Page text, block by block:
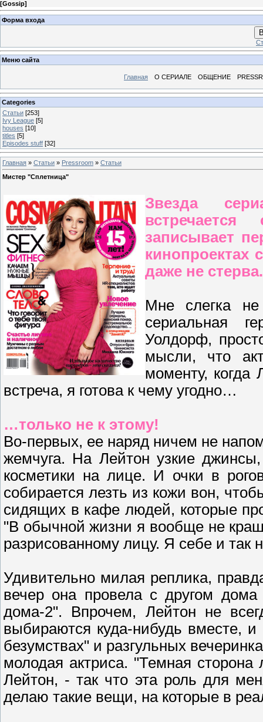
[Gossip]
Форма входа
Меню сайта
Главная О СЕРИАЛЕ ОБЩЕНИЕ
Categories
Статьи [253]
Ivy League [5]
houses [10]
titles [5]
Episodes stuff [32]
Главная » Статьи » Pressroom » Статьи
Мистер "Сплетница"
Звезда
записывает
кинопроектах
даже не стерва.
Мне слегка
сериальная
Уолдорф,
мысли, что
моменту, когда
встреча, я готова к чему угодно…
…только не к этому!
Во-первых, ее наряд ничем не
жемчуга. На Лейтон узкие
косметики на лице. И очки в
собирается лезть из кожи вон,
сидящих в кафе людей, которые
"В обычной жизни я вообще не
разрисованному лицу. Я себе и так
Удивительно милая реплика,
вечер она провела с другом
дома-2". Впрочем, Лейтон не
выбираются куда-нибудь вместе, и
безумствах" и разгульных
молодая актриса. "Темная
Лейтон, - так что эта роль для
делаю такие вещи, на которые в